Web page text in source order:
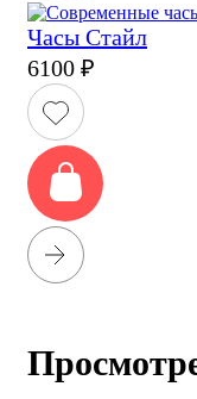
Часы Стайл
6100 ₽